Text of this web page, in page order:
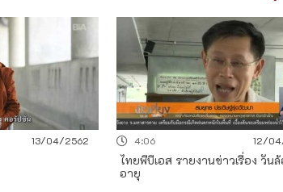
13/04/2562 12/
4:06
ไทยพีบีเอส รายงานข่าวเรื่อง วัน
อายุ